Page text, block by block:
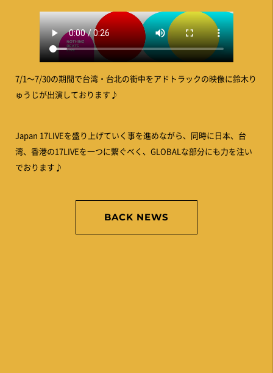
7/1〜7/30の期間で台湾・台北の街中をアドトラックの映像に鈴木り
ゅうじが出演しております♪
Japan 17LIVEを盛り上げていく事を進めながら、同時に日本、台
湾、香港の17LIVEを一つに繋ぐべく、GLOBALな部分にも力を注い
でおります♪
BACK NEWS